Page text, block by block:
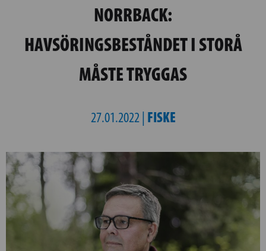
NORRBACK:
HAVSÖRINGSBESTÅNDET I STORÅ
MÅSTE TRYGGAS
27.01.2022 | FISKE